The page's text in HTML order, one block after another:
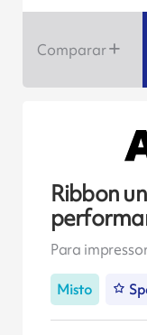
Comparar
Ribbon
Para
Misto